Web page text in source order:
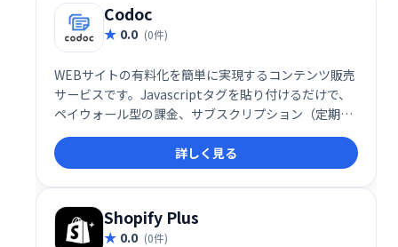
Codoc
0.0 (0件)
WEBサイトの有料化を簡単に実現するコンテンツ販売
サービスです。Javascriptタグを貼り付けるだけで、
ペイウォール型の課金、サブスクリプション（定期購
読）、投げ銭（自由課金）、アフィリエイトプログラ
ムなど、多彩な収益化手法を導入できます。
WordPress専用プラグインの提供もあり、初心者から
経験豊富なサイト運営者まで、幅広いユーザーにとっ
て利便性の高いプラットフォームです。
詳しく見る
Shopify Plus
0.0 (0件)